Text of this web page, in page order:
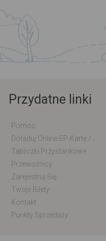
Przydatne linki
Pomoc
Tabliczki Przystankowe
Przewoźnicy
Zarejestruj Się
Twoje Bilety
Kontakt
Punkty Sprzedaży